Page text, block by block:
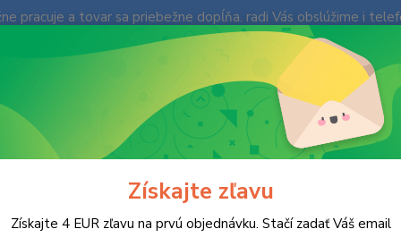
pracuje a tovar sa priebežne dopĺňa. radi Vás obslúžime i
Fotogaléria Ochrana súkromia Blog
Hľadať
(Po-
Vídiový vrták ALU ECO pr. 38 x 540mm -
vrták ALU ECO pr. 38 x
Získajte zľavu
Získajte 4 EUR zľavu na prvú objednávku. Stačí zadať Váš email